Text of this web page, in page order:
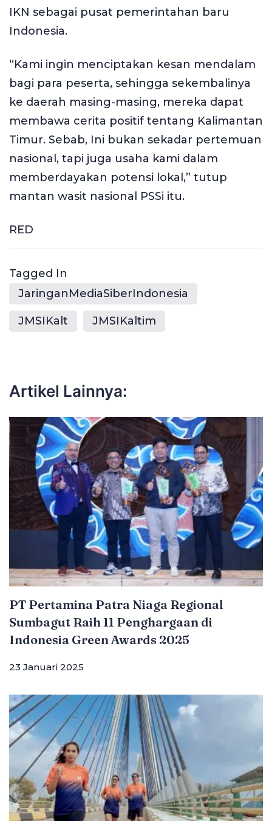
IKN sebagai pusat pemerintahan baru
Indonesia.
“Kami ingin menciptakan kesan mendalam
bagi para peserta, sehingga sekembalinya
ke daerah masing-masing, mereka dapat
membawa cerita positif tentang Kalimantan
Timur. Sebab, Ini bukan sekadar pertemuan
nasional, tapi juga usaha kami dalam
memberdayakan potensi lokal,” tutup
mantan wasit nasional PSSi itu.
RED
Tagged In
JaringanMediaSiberIndonesia
JMSIKalt JMSIKaltim
Artikel Lainnya:
PT Pertamina Patra Niaga Regional
Sumbagut Raih 11 Penghargaan di
Indonesia Green Awards 2025
23 Januari 2025